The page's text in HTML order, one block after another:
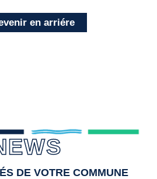
en arriére
DE VOTRE COMMUNE